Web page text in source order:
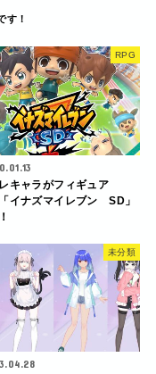
RPG
キャラがフィギュア
イナズマイレブン SD」
未分類